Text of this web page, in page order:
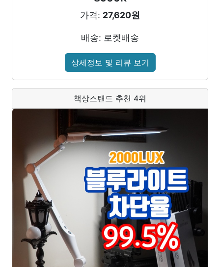
가격: 27,620원
배송: 로켓배송
상세정보 및 리뷰 보기
책상스탠드 추천 4위